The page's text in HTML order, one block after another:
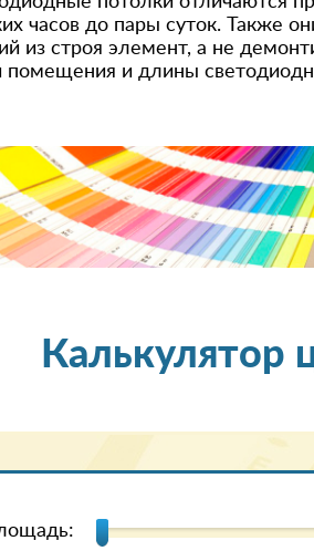
часов до пары суток. Также
из строя элемент, а не
и длины
Калькулятор